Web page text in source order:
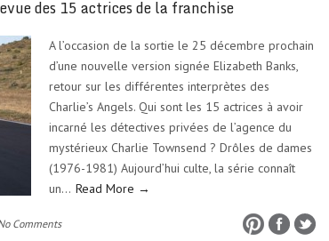
des 15 actrices de la franchise
A l’occasion de la sortie le 25 décembre prochain
d’une nouvelle version signée Elizabeth Banks,
retour sur les différentes interprètes des
Charlie’s Angels. Qui sont les 15 actrices à avoir
incarné les détectives privées de l’agence du
mystérieux Charlie Townsend ? Drôles de dames
(1976-1981) Aujourd’hui culte, la série connaît
un… Read More →
Comments